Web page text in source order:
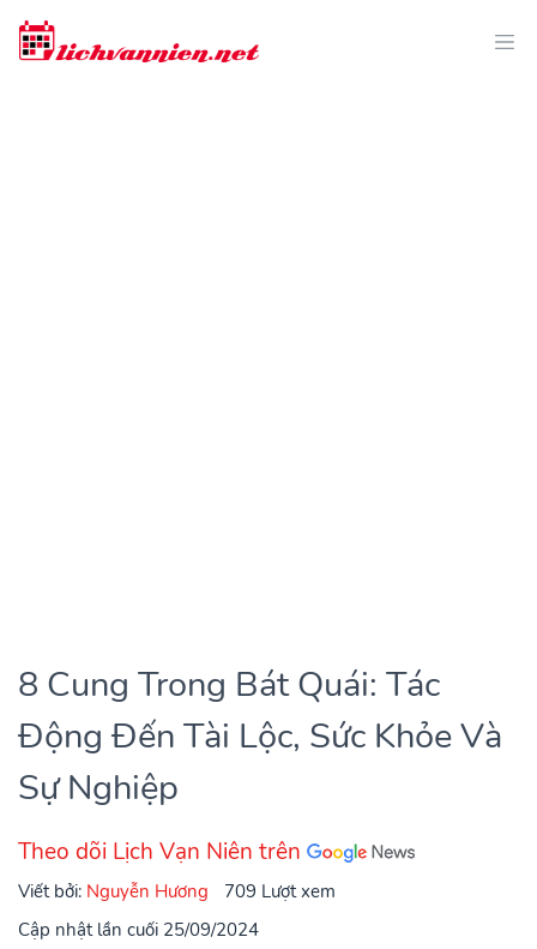
8 Cung Trong Bát Quái: Tác
Động Đến Tài Lộc, Sức Khỏe Và
Sự Nghiệp
Theo dõi Lịch Vạn Niên trên
Viết bởi: Nguyễn Hương
709 Lượt xem
Cập nhật lần cuối 25/09/2024